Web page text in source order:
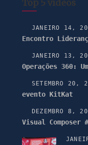
Top 5 vídeos
JANEIRO 14,
Encontro
JANEIRO 13,
Operações 360:
SETEMBRO 20,
evento KitKat
DEZEMBRO 8,
Visual Composer